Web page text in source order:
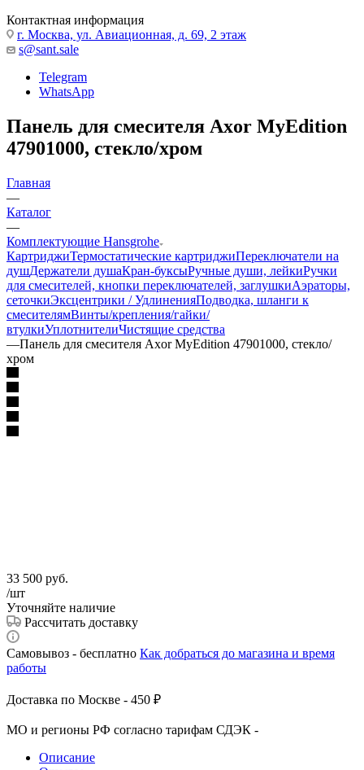
Контактная информация
г. Москва, ул. Авиационная, д. 69, 2 этаж
s@sant.sale
Telegram
WhatsApp
Панель для смесителя Axor MyEdition
47901000, стекло/хром
Главная
—
Каталог
—
Комплектующие Hansgrohe
КартриджиТермостатические картриджиПереключатели на
душДержатели душаКран-буксыРучные души, лейкиРучки
для смесителей, кнопки переключателей, заглушкиАэраторы,
сеточкиЭксцентрики / УдлиненияПодводка, шланги к
смесителямВинты/крепления/гайки/
втулкиУплотнителиЧистящие средства
—Панель для смесителя Axor MyEdition 47901000, стекло/
хром
33 500 руб.
/шт
Уточняйте наличие
Рассчитать доставку
Самовывоз - бесплатно Как добраться до магазина и время
работы
Доставка по Москве - 450 ₽
МО и регионы РФ согласно тарифам СДЭК -
Описание